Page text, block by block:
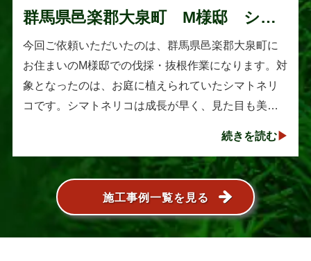
群馬県邑楽郡大泉町 M様邸 シマ
トネリコの伐採と抜根作業
今回ご依頼いただいたのは、群馬県邑楽郡大泉町に
お住まいのM様邸での伐採・抜根作業になります。対
象となったのは、お庭に植えられていたシマトネリ
コです。シマトネリコは成長が早く、見た目も美し
続きを読む
施工事例一覧を見る